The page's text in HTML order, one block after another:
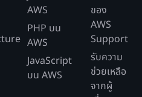
AWS
PHP บน
AWS
JavaScript
บน AWS
ของ
AWS
Support
รับความ
ช่วยเหลือ
จากผู้